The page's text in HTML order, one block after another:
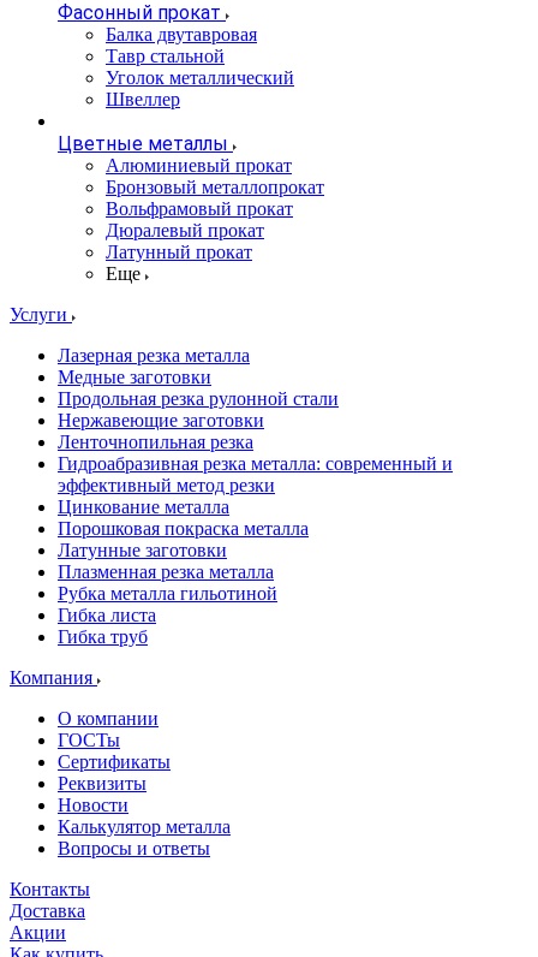
Фасонный прокат
Балка двутавровая
Тавр стальной
Уголок металлический
Швеллер
Цветные металлы
Алюминиевый прокат
Бронзовый металлопрокат
Вольфрамовый прокат
Дюралевый прокат
Латунный прокат
Еще
Услуги
Лазерная резка металла
Медные заготовки
Продольная резка рулонной стали
Нержавеющие заготовки
Ленточнопильная резка
Гидроабразивная резка металла: современный и
эффективный метод резки
Цинкование металла
Порошковая покраска металла
Латунные заготовки
Плазменная резка металла
Рубка металла гильотиной
Гибка листа
Гибка труб
Компания
О компании
ГОСТы
Сертификаты
Реквизиты
Новости
Калькулятор металла
Вопросы и ответы
Контакты
Доставка
Акции